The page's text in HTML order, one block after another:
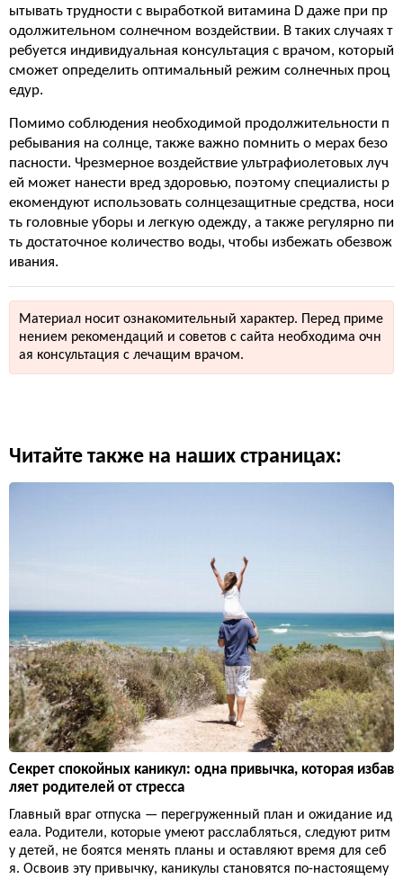
ытывать трудности с выработкой витамина D даже при пр
одолжительном солнечном воздействии. В таких случаях т
ребуется индивидуальная консультация с врачом, который
сможет определить оптимальный режим солнечных проц
едур.
Помимо соблюдения необходимой продолжительности п
ребывания на солнце, также важно помнить о мерах безо
пасности. Чрезмерное воздействие ультрафиолетовых луч
ей может нанести вред здоровью, поэтому специалисты р
екомендуют использовать солнцезащитные средства, носи
ть головные уборы и легкую одежду, а также регулярно пи
ть достаточное количество воды, чтобы избежать обезвож
ивания.
Материал носит ознакомительный характер. Перед приме
нением рекомендаций и советов с сайта необходима очн
ая консультация с лечащим врачом.
Читайте также на наших страницах:
Секрет спокойных каникул: одна привычка, которая избав
ляет родителей от стресса
Главный враг отпуска — перегруженный план и ожидание ид
еала. Родители, которые умеют расслабляться, следуют ритм
у детей, не боятся менять планы и оставляют время для себ
я. Освоив эту привычку, каникулы становятся по-настоящему